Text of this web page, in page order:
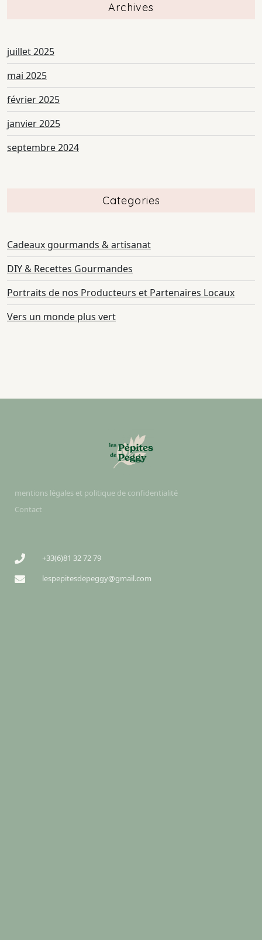
Archives
juillet 2025
mai 2025
février 2025
janvier 2025
septembre 2024
Categories
Cadeaux gourmands & artisanat
DIY & Recettes Gourmandes
Portraits de nos Producteurs et Partenaires Locaux
Vers un monde plus vert
mentions légales et politique de confidentialité
Contact
+33(6)81 32 72 79
lespepitesdepeggy@gmail.com